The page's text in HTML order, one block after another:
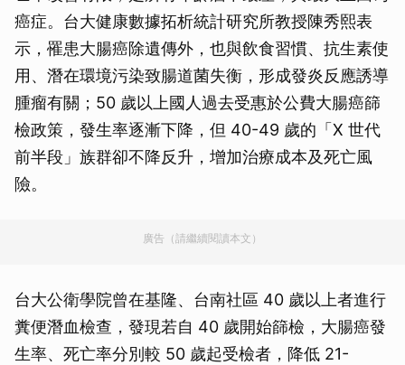
癌症。台大健康數據拓析統計研究所教授陳秀熙表
示，罹患大腸癌除遺傳外，也與飲食習慣、抗生素使
用、潛在環境污染致腸道菌失衡，形成發炎反應誘導
腫瘤有關；50 歲以上國人過去受惠於公費大腸癌篩
檢政策，發生率逐漸下降，但 40-49 歲的「X 世代
前半段」族群卻不降反升，增加治療成本及死亡風
險。
廣告（請繼續閱讀本文）
台大公衛學院曾在基隆、台南社區 40 歲以上者進行
糞便潛血檢查，發現若自 40 歲開始篩檢，大腸癌發
生率、死亡率分別較 50 歲起受檢者，降低 21-